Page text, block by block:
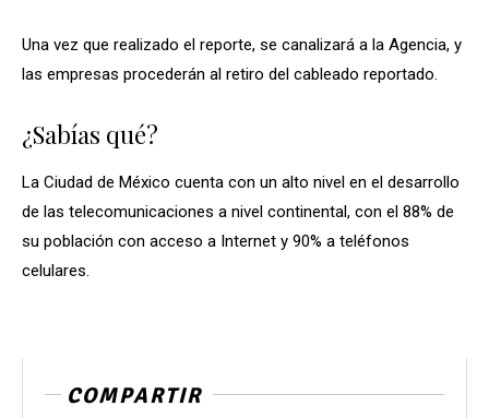
Una vez que realizado el reporte, se canalizará a la Agencia, y
las empresas procederán al retiro del cableado reportado.
¿Sabías qué?
La Ciudad de México cuenta con un alto nivel en el desarrollo
de las telecomunicaciones a nivel continental, con el 88% de
su población con acceso a Internet y 90% a teléfonos
celulares.
COMPARTIR